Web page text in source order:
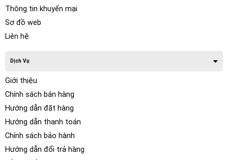
Thông tin khuyến mại
Sơ đồ web
Liên hệ
Dịch Vụ
Giới thiệu
Chính sách bán hàng
Hướng dẫn đặt hàng
Hướng dẫn thanh toán
Chính sách bảo hành
Hướng dẫn đổi trả hàng